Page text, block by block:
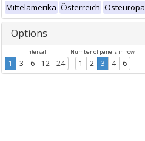
Mittelamerika Österreich Osteuropa
Options
Intervall
1 3 6 12 24
Number of panels in row
1 2 3 4 6